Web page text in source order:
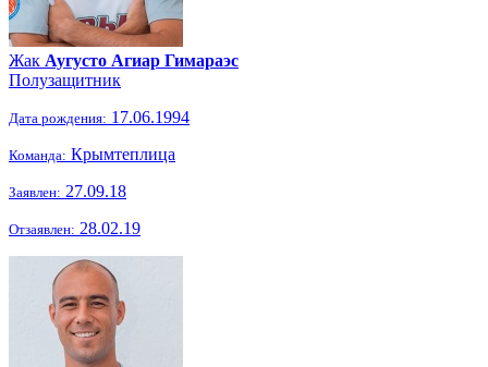
Жак Аугусто Агиар Гимараэс
Полузащитник
Дата рождения: 17.06.1994
Команда: Крымтеплица
Заявлен: 27.09.18
Отзаявлен: 28.02.19